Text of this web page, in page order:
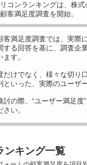
コンランキングは、株
客満足度調査を開始。
客満足度調査では、実際
する回答を基に、調査企
す。
だけでなく、様々な切り
といった、実際のユーザ
討の際、“ユーザー満足度
い。
ンキング一覧